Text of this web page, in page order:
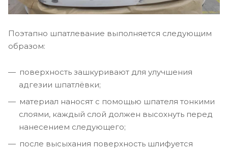
Поэтапно шпатлевание выполняется следующим
образом:
поверхность зашкуривают для улучшения
адгезии шпатлёвки;
материал наносят с помощью шпателя тонкими
слоями, каждый слой должен высохнуть перед
нанесением следующего;
после высыхания поверхность шлифуется